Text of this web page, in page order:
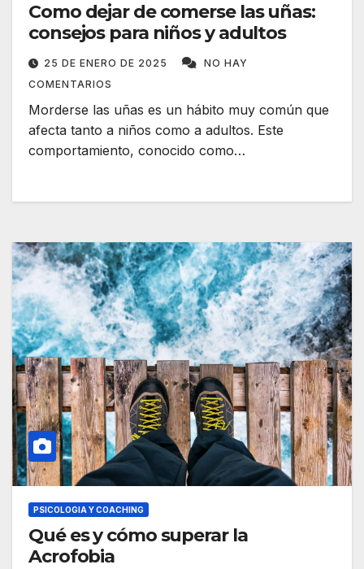
Como dejar de comerse las uñas:
consejos para niños y adultos
25 DE ENERO DE 2025
NO HAY
COMENTARIOS
Morderse las uñas es un hábito muy común que
afecta tanto a niños como a adultos. Este
comportamiento, conocido como…
PSICOLOGIA Y COACHING
Qué es y cómo superar la
Acrofobia